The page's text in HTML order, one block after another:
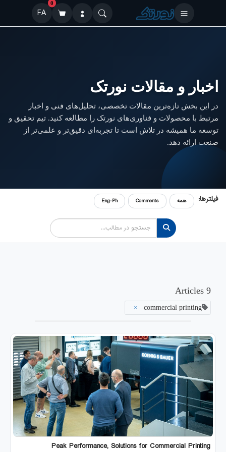
0
FA
اخبار و مقالات نورتک
در این بخش تازه‌ترین مقالات تخصصی، تحلیل‌های فنی و اخبار
مرتبط با محصولات و فناوری‌های نورتک را مطالعه کنید. تیم تحقیق و
توسعه ما همیشه در تلاش است تا تجربه‌ای دقیق‌تر و علمی‌تر از
صنعت ارائه دهد.
فیلترها: همه Comments
Eng-Ph
9 Articles
commercial printing
×
Peak Performance, Solutions for Commercial Printing